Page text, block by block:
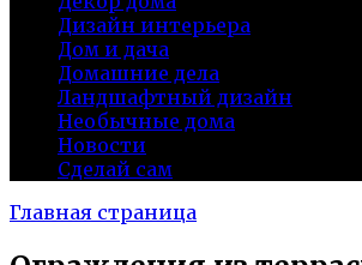
Дизайн интерьера
Дом и дача
Домашние дела
Ландшафтный дизайн
Необычные дома
Новости
Сделай сам
Главная страница